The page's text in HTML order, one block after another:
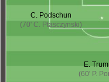
C. Podschun
(70' C. Ptasczynski)
E.
(60' P.